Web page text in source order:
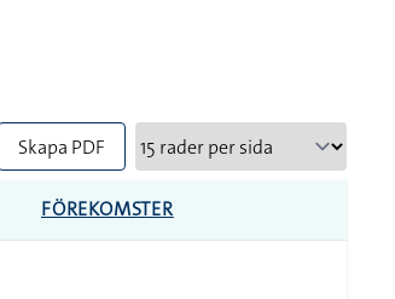
Skapa PDF
FÖREKOMSTER